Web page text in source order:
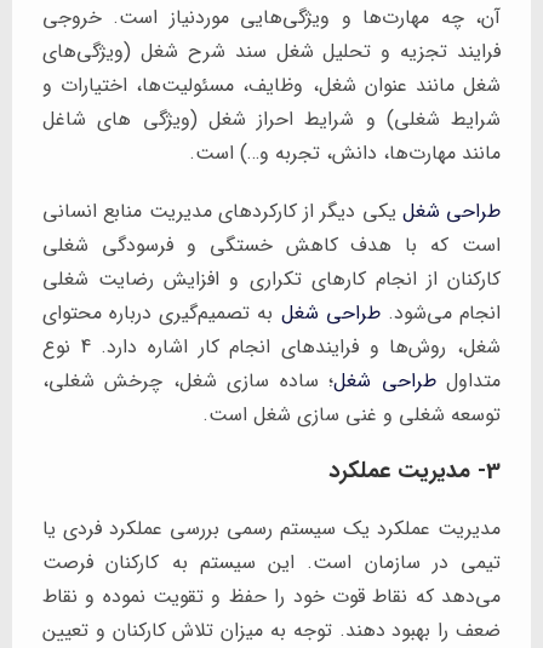
آن، چه مهارت‌ها و ویژگی‌هایی موردنیاز است. خروجی
فرایند تجزیه و تحلیل شغل سند شرح شغل (ویژگی‌های
شغل مانند عنوان شغل، وظایف، مسئولیت‌ها، اختیارات و
شرایط شغلی) و شرایط احراز شغل (ویژگی های شاغل
مانند مهارت‌ها، دانش، تجربه و…) است.
طراحی شغل یکی دیگر از کارکردهای مدیریت منابع انسانی
است که با هدف کاهش خستگی و فرسودگی شغلی
کارکنان از انجام کارهای تکراری و افزایش رضایت شغلی
انجام می‌شود.طراحی شغل به تصمیم‌گیری درباره محتوای
شغل، روش‌ها و فرایندهای انجام کار اشاره دارد. 4 نوع
متداولطراحی شغل؛ ساده سازی شغل، چرخش شغلی،
توسعه شغلی و غنی سازی شغل است.
3- مدیریت عملکرد
مدیریت عملکرد یک سیستم رسمی بررسی عملکرد فردی یا
تیمی در سازمان است. این سیستم به کارکنان فرصت
می‌دهد که نقاط قوت خود را حفظ و تقویت نموده و نقاط
ضعف را بهبود دهند. توجه به میزان تلاش کارکنان و تعیین